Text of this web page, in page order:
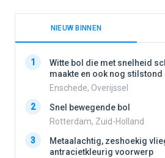
NIEUW BINNEN
1
Witte bol die met snelheid
maakte en ook nog stilstond
Enschede, Overijssel
2
Snel bewegende bol
Rotterdam, Zuid-Holland
3
Metaalachtig, zeshoekig
antracietkleurig voorwerp